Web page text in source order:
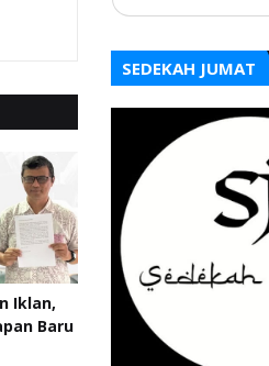
Iklan,
Baru
SEDEKAH JUMAT